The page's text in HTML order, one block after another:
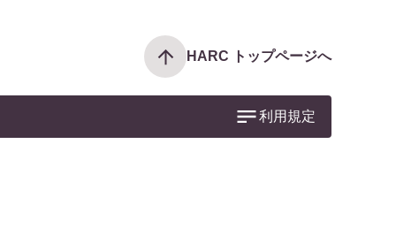
HARC トップページへ
利用規定